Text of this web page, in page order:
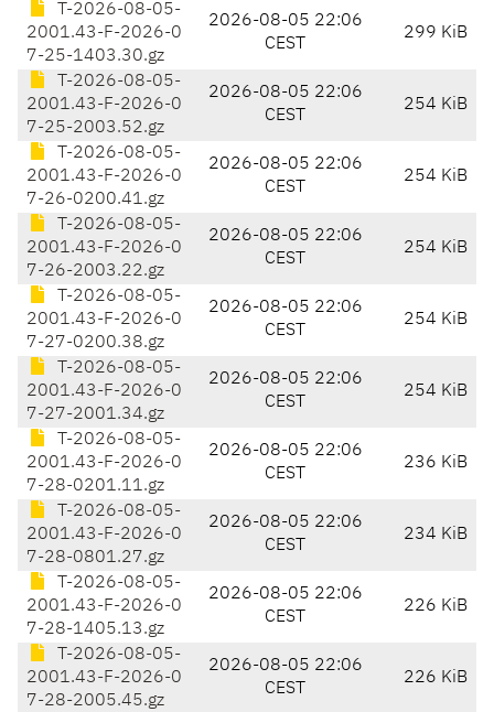
T-2026-08-05-
2001.43-F-2026-0
7-25-1403.30.gz
2026-08-05 22:06
CEST
299 KiB
T-2026-08-05-
2001.43-F-2026-0
7-25-2003.52.gz
2026-08-05 22:06
CEST
254 KiB
T-2026-08-05-
2001.43-F-2026-0
7-26-0200.41.gz
2026-08-05 22:06
CEST
254 KiB
T-2026-08-05-
2001.43-F-2026-0
7-26-2003.22.gz
2026-08-05 22:06
CEST
254 KiB
T-2026-08-05-
2001.43-F-2026-0
7-27-0200.38.gz
2026-08-05 22:06
CEST
254 KiB
T-2026-08-05-
2001.43-F-2026-0
7-27-2001.34.gz
2026-08-05 22:06
CEST
254 KiB
T-2026-08-05-
2001.43-F-2026-0
7-28-0201.11.gz
2026-08-05 22:06
CEST
236 KiB
T-2026-08-05-
2001.43-F-2026-0
7-28-0801.27.gz
2026-08-05 22:06
CEST
234 KiB
T-2026-08-05-
2001.43-F-2026-0
7-28-1405.13.gz
2026-08-05 22:06
CEST
226 KiB
T-2026-08-05-
2001.43-F-2026-0
7-28-2005.45.gz
2026-08-05 22:06
CEST
226 KiB